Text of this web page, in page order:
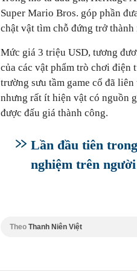
Super Mario Bros. góp phần
chật vật tìm chỗ đứng trở
Mức giá 3 triệu USD, tương
của các vật phẩm trò chơi điện
trường sưu tầm game cổ đã
nhưng rất ít hiện vật có nguồn
được đấu giá thành công.
Lần đầu tiên
nghiệm trên người
Theo Thanh Niên Việt